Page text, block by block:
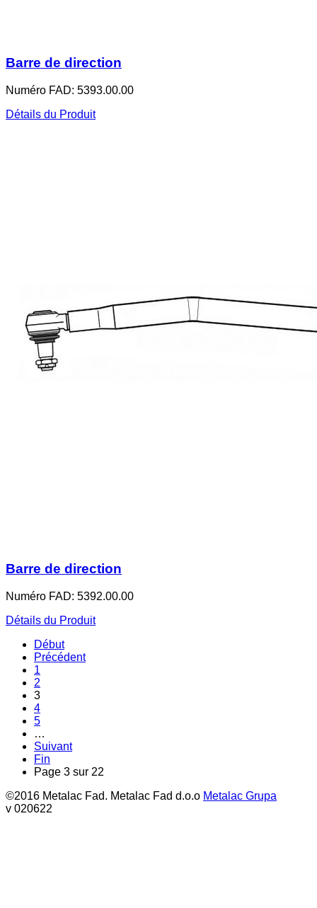
Barre de direction
Numéro FAD: 5393.00.00
Détails du Produit
Barre de direction
Numéro FAD: 5392.00.00
Détails du Produit
Début
Précédent
1
2
3
4
5
…
Suivant
Fin
Page 3 sur 22
©2016 Metalac Fad. Metalac Fad d.o.o Metalac Grupa
v 020622